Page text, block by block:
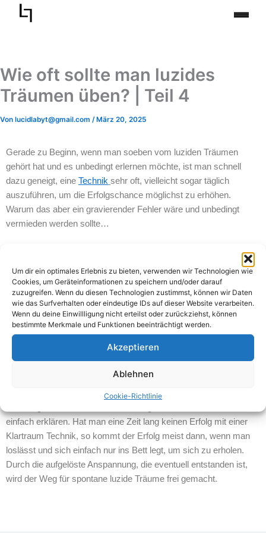
Um dir ein optimales Erlebnis zu bieten, verwenden wir Technologien wie
Cookies, um Geräteinformationen zu speichern und/oder darauf
zuzugreifen. Wenn du diesen Technologien zustimmst, können wir Daten
wie das Surfverhalten oder eindeutige IDs auf dieser Website verarbeiten.
Wenn du deine Einwillligung nicht erteilst oder zurückziehst, können
bestimmte Merkmale und Funktionen beeinträchtigt werden.
Akzeptieren
Ablehnen
Cookie-Richtlinie
Inhalt
Wie oft sollte man luzides
Träumen üben? | Teil 4
Von lucidlabyt@gmail.com / März 20, 2025
Gerade zu Beginn, wenn man soeben vom luziden Träumen
gehört hat und es unbedingt erlernen möchte, ist man schnell
dazu geneigt, eine Technik sehr oft, vielleicht sogar täglich
auszuführen, um die Erfolgschance möglichst zu erhöhen.
Warum das aber ein gravierender Fehler wäre und unbedingt
vermieden werden sollte…
Das Problem ist, dass man so extrem schnell die Motivation
verlieren kann, gerade wenn man ganz am Anfang steht, und man
des öfteren mit einer Technik keinen Erfolg hat. Fokussiere lieber
die Motivation auf bis zu zwei Nächte in einer Woche, an denen
du im Optimalfall auch ausschlafen kannst, um dich wirklich
komplett auf die Technik konzentrieren zu können.
Keine Technik ist auch eine Technik
einfach erklären. Hat man eine Zeit lang keinen Erfolg mit einer
Klartraum Technik, so kommt der Erfolg meist dann, wenn man
loslässt und sich einfach nur ins Bett legt, um sich zu erholen.
Durch die aufgelöste Anspannung, die eventuell entstanden ist,
wird der Weg für spontane luzide Träume frei gemacht.